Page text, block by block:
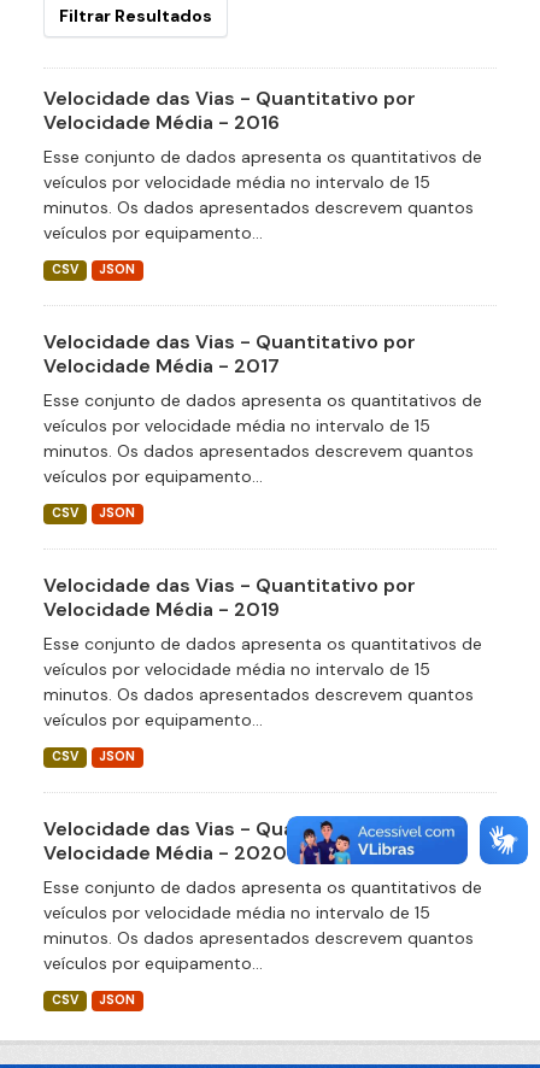
Filtrar Resultados
Velocidade das Vias - Quantitativo por
Velocidade Média - 2016
Esse conjunto de dados apresenta os quantitativos de
veículos por velocidade média no intervalo de 15
minutos. Os dados apresentados descrevem quantos
veículos por equipamento...
CSV JSON
Velocidade das Vias - Quantitativo por
Velocidade Média - 2017
Esse conjunto de dados apresenta os quantitativos de
veículos por velocidade média no intervalo de 15
minutos. Os dados apresentados descrevem quantos
veículos por equipamento...
CSV JSON
Velocidade das Vias - Quantitativo por
Velocidade Média - 2019
Esse conjunto de dados apresenta os quantitativos de
veículos por velocidade média no intervalo de 15
minutos. Os dados apresentados descrevem quantos
veículos por equipamento...
CSV JSON
Velocidade das Vias - Quantitativo por
Velocidade Média - 2020
Esse conjunto de dados apresenta os quantitativos de
veículos por velocidade média no intervalo de 15
minutos. Os dados apresentados descrevem quantos
veículos por equipamento...
CSV JSON